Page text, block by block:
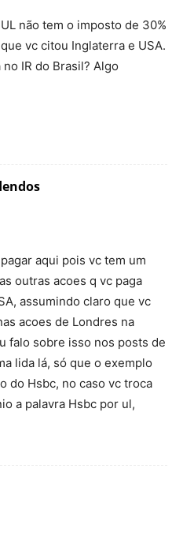
não tem o imposto de 30%
vc citou Inglaterra e USA.
IR do Brasil? Algo
aqui pois vc tem um
outras acoes q vc paga
assumindo claro que vc
acoes de Londres na
falo sobre isso nos posts de
lida lá, só que o exemplo
do Hsbc, no caso vc troca
a palavra Hsbc por ul,